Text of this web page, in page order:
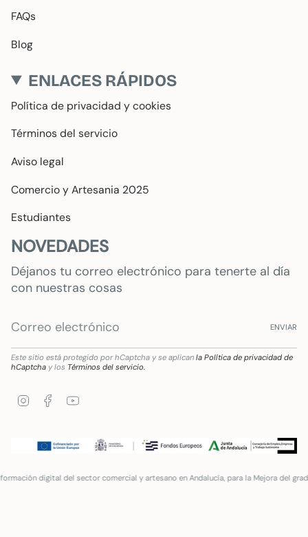
FAQs
Blog
ENLACES RÁPIDOS
Política de privacidad y cookies
Términos del servicio
Aviso legal
Comercio y Artesania 2025
Estudiantes
NOVEDADES
Déjanos tu correo electrónico para tenerte al día
con nuestras cosas
ENVIAR
Este sitio está protegido por hCaptcha y se aplican la Política de privacidad de
hCaptcha y los Términos del servicio.
InstagramFacebook
digital del sector comercial y artesano en Andalucía, para la Mejora del grado